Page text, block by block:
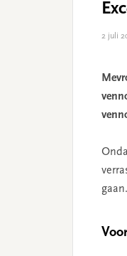
2 juli
gaan.